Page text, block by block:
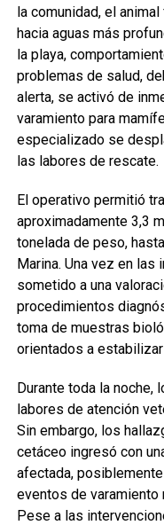
la comunidad, el
hacia aguas más
la playa,
problemas de salud,
alerta, se activó de
varamiento para
especializado se
las labores de rescate.
El operativo permitió
aproximadamente 3,3
tonelada de peso,
Marina. Una vez en las
sometido a una
procedimientos
toma de muestras
orientados a
Durante toda la noche,
labores de atención
Sin embargo, los
cetáceo ingresó con
afectada,
eventos de
Pese a las